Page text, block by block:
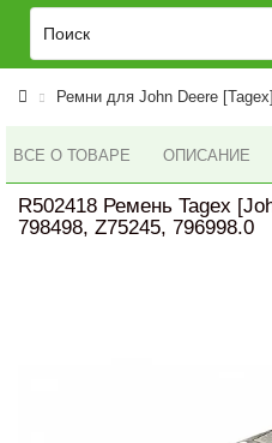
Ремни для John Deere [Tagex]
ВСЕ О ТОВАРЕ ОПИСАНИЕ
R502418 Ремень Tagex
798498, Z75245, 796998.0